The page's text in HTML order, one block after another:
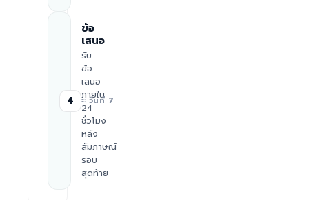
4
ข้อ
เสนอ
รับ
ข้อ
เสนอ
ภายใน
24
ชั่วโมง
หลัง
สัมภาษณ์
รอบ
สุดท้าย
≈ วันที่ 7